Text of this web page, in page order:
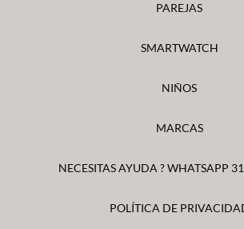
PAREJAS
SMARTWATCH
NIÑOS
MARCAS
NECESITAS AYUDA ? WHATSAPP
POLÍTICA DE